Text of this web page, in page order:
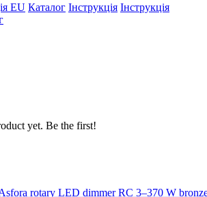
EU Каталог Інструкція Інструкція
yet. Be the first!